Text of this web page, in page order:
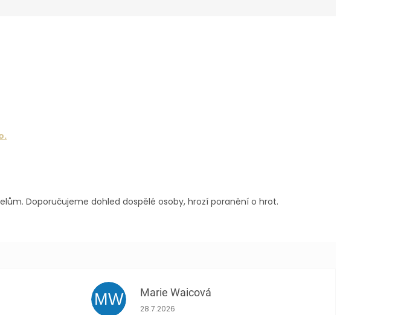
Doporučujeme dohled dospělé osoby, hrozí poranění o hrot.
hvězdiček. MW Marie Waicová
Hodnocení obchodu je 5 z 5 hvězdiček.
28.7.2026